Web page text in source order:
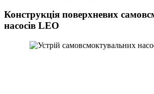
Конструкція поверхневих
насосів LEO